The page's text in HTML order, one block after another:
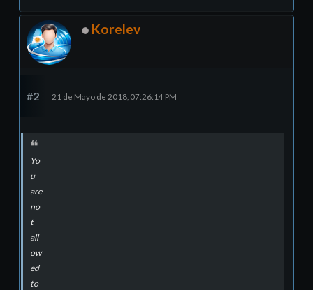
Korelev
#2 21 de Mayo de 2018, 07:26:14 PM
Yo
u
are
no
t
all
ow
ed
to